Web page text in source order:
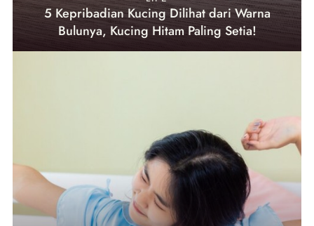
5 Kepribadian Kucing Dilihat dari Warna
Bulunya, Kucing Hitam Paling Setia!